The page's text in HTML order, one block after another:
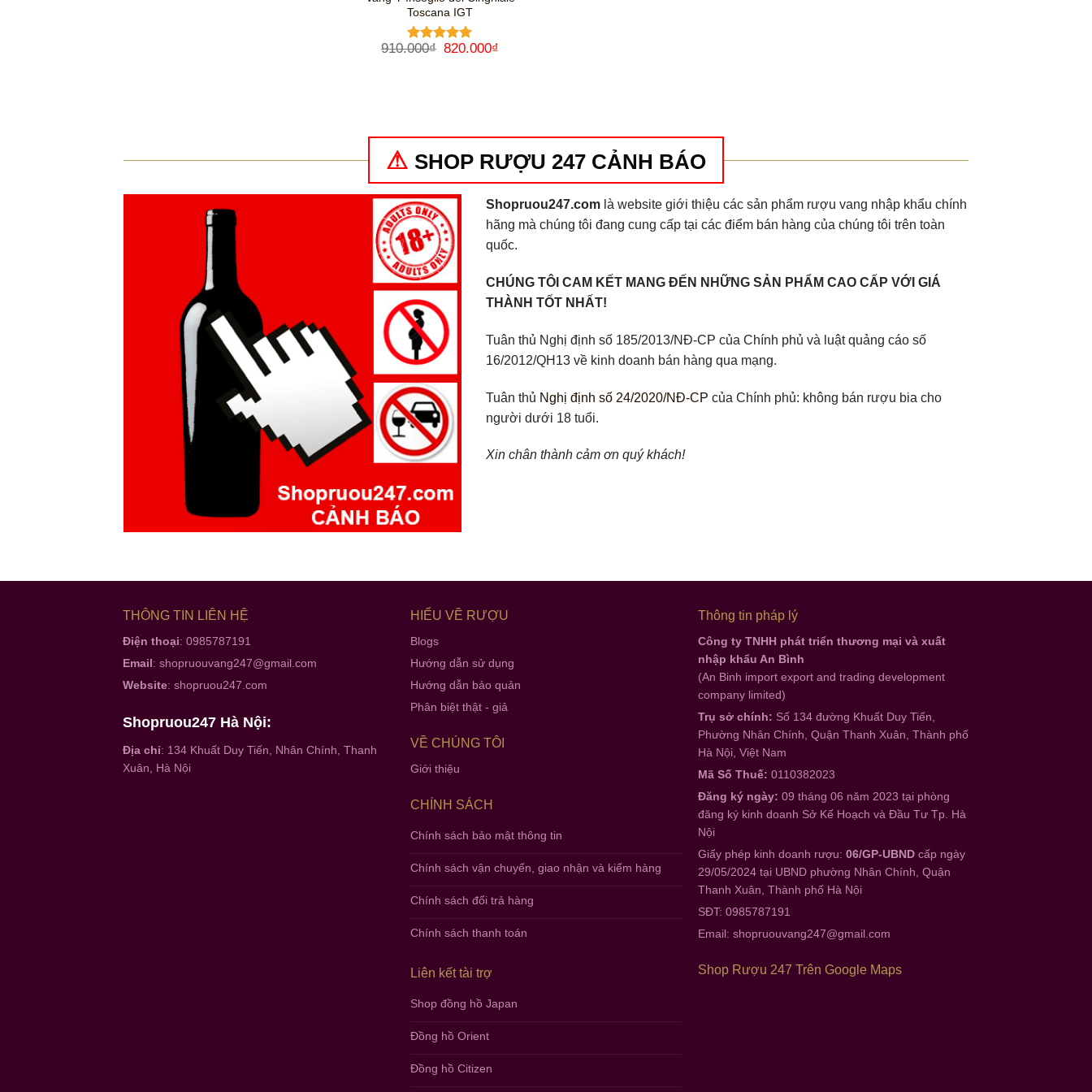
Toscana IGT
Được xếp
910.000₫ Giá
820.000₫
SHOP RƯỢU 247 CẢNH BÁO
Shopruou247.com là website giới thiệu các sản phẩm rượu vang nhập khẩu chính
hãng mà chúng tôi đang cung cấp tại các điểm bán hàng của chúng tôi trên toàn
quốc.
CHÚNG TÔI CAM KẾT MANG ĐẾN NHỮNG SẢN PHẨM CAO CẤP VỚI GIÁ
THÀNH TỐT NHẤT!
Tuân thủ Nghị định số 185/2013/NĐ-CP của Chính phủ và luật quảng cáo số
16/2012/QH13 về kinh doanh bán hàng qua mạng.
Tuân thủ Nghị định số 24/2020/NĐ-CP của Chính phủ: không bán rượu bia cho
người dưới 18 tuổi.
Xin chân thành cảm ơn quý khách!
THÔNG TIN LIÊN HỆ
Điện thoại: 0985787191
Email: shopruouvang247@gmail.com
Website: shopruou247.com
Shopruou247 Hà Nội:
Địa chỉ: 134 Khuất Duy Tiến, Nhân Chính, Thanh
Xuân, Hà Nội
HIỂU VỀ RƯỢU
Blogs
Hướng dẫn sử dụng
Hướng dẫn bảo quản
Phân biệt thật - giả
VỀ CHÚNG TÔI
Giới thiệu
CHÍNH SÁCH
Chính sách bảo mật thông tin
Chính sách vận chuyển, giao nhận và kiểm hàng
Chính sách đổi trả hàng
Chính sách thanh toán
Liên kết tài trợ
Shop đồng hồ Japan
Đồng hồ Orient
Đồng hồ Citizen
Thông tin pháp lý
Công ty TNHH phát triển thương mại và xuất
nhập khẩu An Bình
(An Binh import export and trading development
company limited)
Trụ sở chính: Số 134 đường Khuất Duy Tiến,
Phường Nhân Chính, Quận Thanh Xuân, Thành phố
Hà Nội, Việt Nam
Mã Số Thuế: 0110382023
Đăng ký ngày: 09 tháng 06 năm 2023 tại phòng
đăng ký kinh doanh Sở Kế Hoạch và Đầu Tư Tp. Hà
Nội
Giấy phép kinh doanh rượu: 06/GP-UBND cấp ngày
29/05/2024 tại UBND phường Nhân Chính, Quận
Thanh Xuân, Thành phố Hà Nội
SĐT: 0985787191
Email: shopruouvang247@gmail.com
Shop Rượu 247 Trên Google Maps